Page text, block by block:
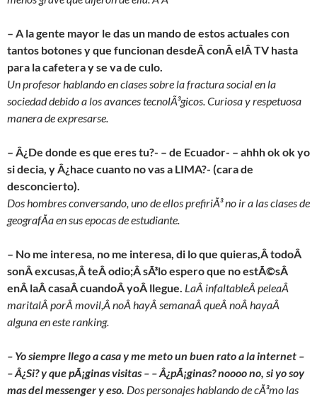
– A la gente mayor le das un mando de estos actuales con
tantos botones y que funcionan desdeÂ conÂ elÂ TV hasta
para la cafetera y se va de culo.
Un profesor hablando en clases sobre la fractura social en la
sociedad debido a los avances tecnolÃ³gicos. Curiosa y respetuosa
manera de expresarse.
– Â¿De donde es que eres tu?- – de Ecuador- – ahhh ok ok yo
si decia, y Â¿hace cuanto no vas a LIMA?- (cara de
desconcierto).
Dos hombres conversando, uno de ellos prefiriÃ³ no ir a las clases de
geografÃ­a en sus epocas de estudiante.
– No me interesa, no me interesa, di lo que quieras,Â todoÂ
sonÂ excusas,Â teÂ odio;Â sÃ³lo espero que no estÃ©sÂ
enÂ laÂ casaÂ cuandoÂ yoÂ llegue. LaÂ infaltableÂ peleaÂ
maritalÂ porÂ movil,Â noÂ hayÂ semanaÂ queÂ noÂ hayaÂ
alguna en este ranking.
– Yo siempre llego a casa y me meto un buen rato a la internet –
– Â¿Si? y que pÃ¡ginas visitas – – Â¿pÃ¡ginas? noooo no, si yo soy
mas del messenger y eso. Dos personajes hablando de cÃ³mo las